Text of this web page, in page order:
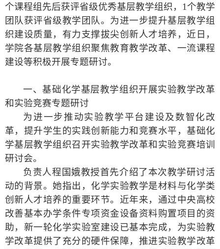
个课程组先后获评省级优秀基层教学组织， 1个教学
团队获评省级教学团队。为进一步提升基层教学组
织建设质量， 有力支撑拔尖创新人才培养 ， 近日，
学院各基层教学组织聚焦教育教学改革、一流课程
建设等积极开展专题研讨。
一、基础化学基层教学组织开展实验教学改革
和实验竞赛专题研讨
为进一步推动实验教学平台建设及数智化改
革，提升学生的实践创新能力和竞赛水平，基础化
学基层教学组织召开实验教学改革和实验竞赛培训
研讨会。
负责人程国娥教授首先介绍了本次教学研讨活
动的背景。 她指出， 化学实验教学是材料与化学类
创新人才培养的重要环节。近年来，通过中央高校
改善基本办学条件专项资金设备资料购置项目的资
助，新一轮化学实验室建设已基本完成，为实验教
学改革提供了充分的硬件保障，推进实验教学改革